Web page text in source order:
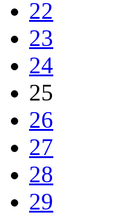
22
23
24
25
26
27
28
29